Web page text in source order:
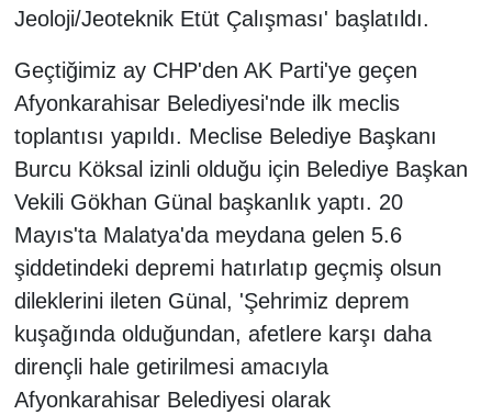
Jeoloji/Jeoteknik Etüt Çalışması' başlatıldı.
Geçtiğimiz ay CHP'den AK Parti'ye geçen
Afyonkarahisar Belediyesi'nde ilk meclis
toplantısı yapıldı. Meclise Belediye Başkanı
Burcu Köksal izinli olduğu için Belediye Başkan
Vekili Gökhan Günal başkanlık yaptı. 20
Mayıs'ta Malatya'da meydana gelen 5.6
şiddetindeki depremi hatırlatıp geçmiş olsun
dileklerini ileten Günal, 'Şehrimiz deprem
kuşağında olduğundan, afetlere karşı daha
dirençli hale getirilmesi amacıyla
Afyonkarahisar Belediyesi olarak